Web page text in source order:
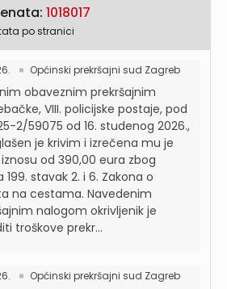
1018017
po stranici
Općinski prekršajni sud Zagreb
obaveznim prekršajnim
VIII. policijske postaje, pod
2/59075 od 16. studenog 2026.,
je krivim i izrečena mu je
od 390,00 eura zbog
stavak 2. i 6. Zakona o
na cestama. Navedenim
nalogom okrivljenik je
troškove prekr...
Općinski prekršajni sud Zagreb